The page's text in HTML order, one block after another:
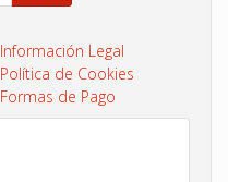
Información Legal
Política de Cookies
Formas de Pago